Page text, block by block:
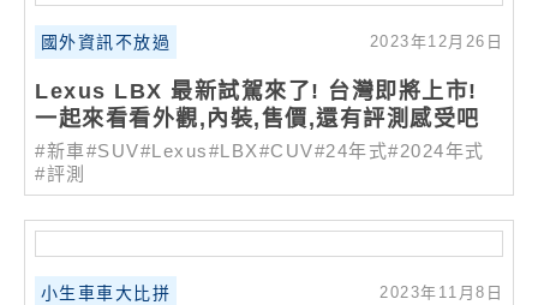
國外資訊不放過 2023年12月26日
Lexus LBX 最新試駕來了! 台灣即將上市!
一起來看看外觀,內裝,售價,還有評測感受吧
#新車#SUV#Lexus#LBX#CUV#24年式#2024年式
#評測
小生車車大比拼 2023年11月8日